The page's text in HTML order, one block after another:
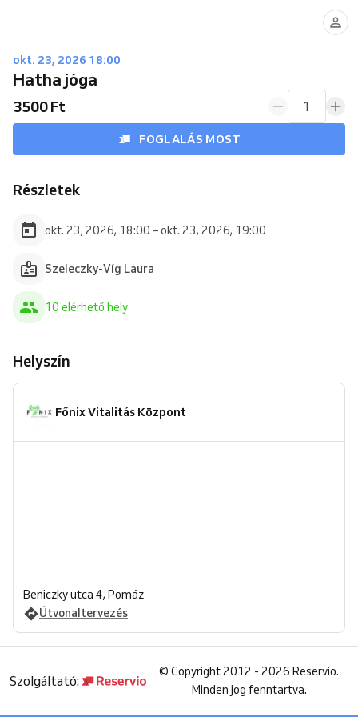
okt. 23, 2026 18:00
Hatha jóga
3500 Ft 1
FOGLALÁS MOST
Részletek
okt. 23, 2026, 18:00 – okt. 23, 2026, 19:00
Szeleczky-Víg Laura
10 elérhető hely
Helyszín
Főnix Vitalitás Központ
Beniczky utca 4, Pomáz
Útvonaltervezés
Szolgáltató:
© Copyright 2012 - 2026 Reservio.
Minden jog fenntartva.